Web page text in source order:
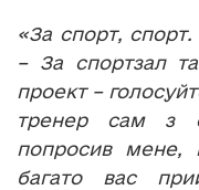
«За спорт,
– За спортзал
проект –
тренер сам з
попросив мене,
багато вас